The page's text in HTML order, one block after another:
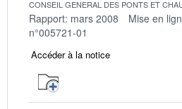
CONSEIL GENERAL DES PONTS ET
Rapport: mars 2008 Mise en
n°005721-01
Accéder à la notice